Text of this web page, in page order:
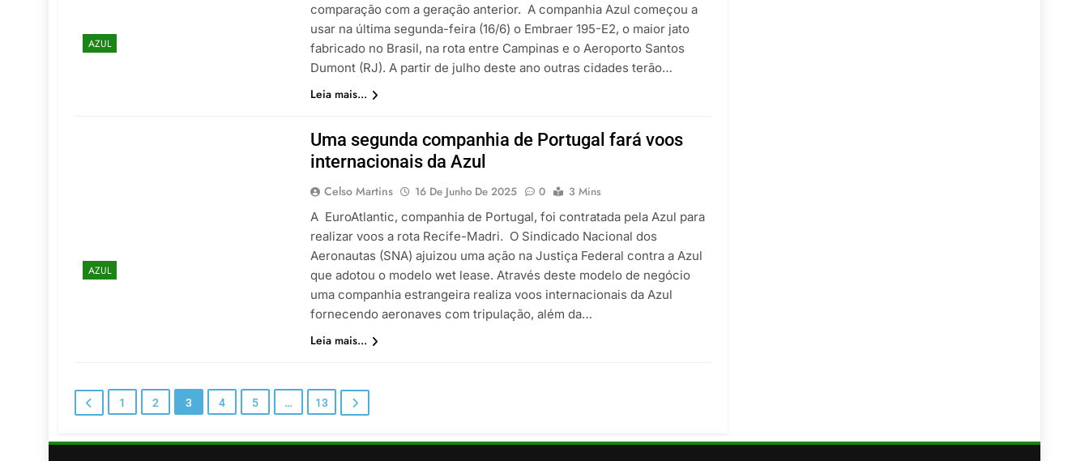
AZUL
comparação com a geração anterior. A companhia Azul começou a
usar na última segunda-feira (16/6) o Embraer 195-E2, o maior jato
fabricado no Brasil, na rota entre Campinas e o Aeroporto Santos
Dumont (RJ). A partir de julho deste ano outras cidades terão…
Leia mais...
AZUL
Uma segunda companhia de Portugal fará voos
internacionais da Azul
Celso Martins 16 De Junho De 2025 0
3 Mins
A EuroAtlantic, companhia de Portugal, foi contratada pela Azul para
realizar voos a rota Recife-Madri. O Sindicado Nacional dos
Aeronautas (SNA) ajuizou uma ação na Justiça Federal contra a Azul
que adotou o modelo wet lease. Através deste modelo de negócio
uma companhia estrangeira realiza voos internacionais da Azul
fornecendo aeronaves com tripulação, além da…
Leia mais...
1 2 3 4 5 … 13